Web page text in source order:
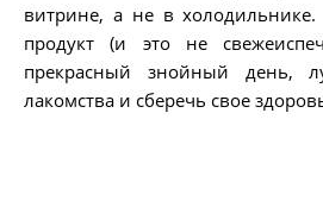
витрине, а не в холодильнике.
продукт (и это не
прекрасный знойный день,
лакомства и сберечь свое